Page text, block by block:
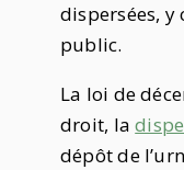
dispersées,
public.
La loi de
droit, la
dépôt de